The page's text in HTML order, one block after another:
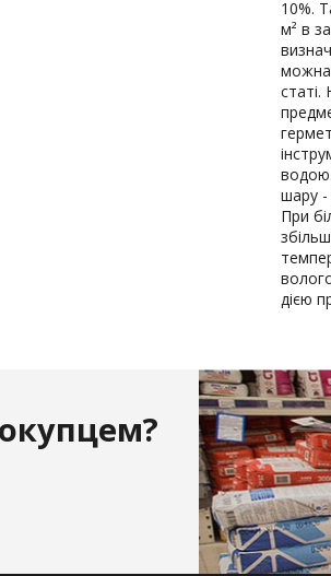
10%.
м² в
можна
шару -
При
дією